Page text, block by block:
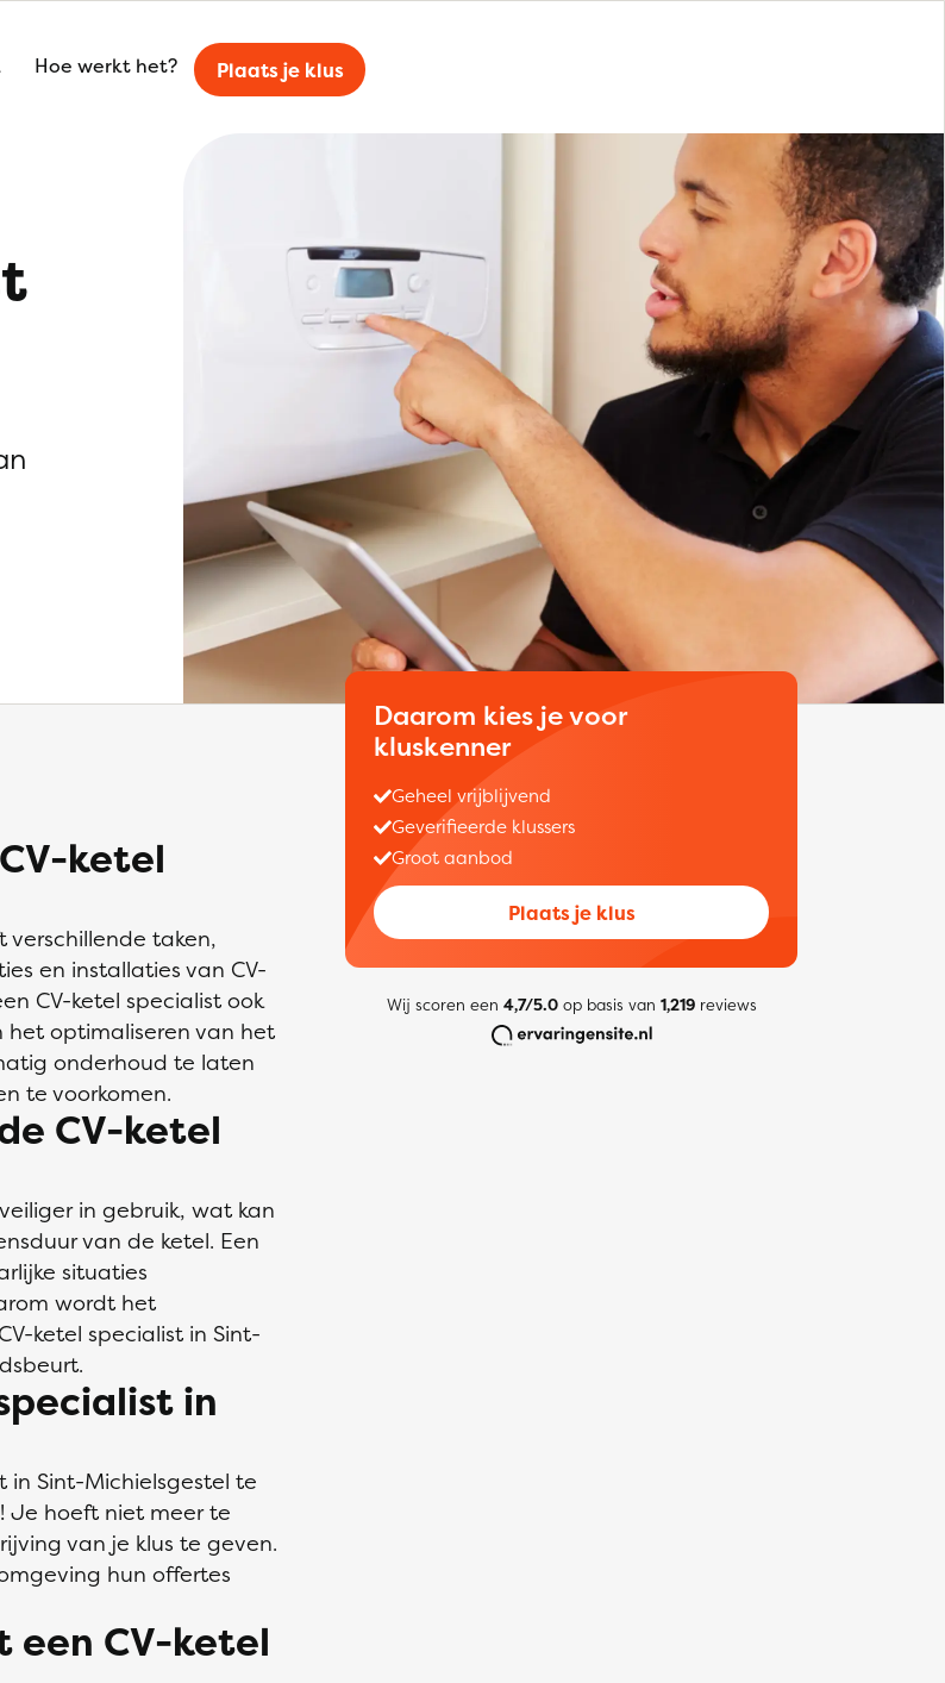
Hoe werkt het? Plaats je klus
ketel
verschillende taken,
en installaties van CV-
CV-ketel specialist ook
het optimaliseren van het
onderhoud te laten
te voorkomen.
CV-ketel
in gebruik, wat kan
van de ketel. Een
situaties
wordt het
ketel specialist in Sint-
in
in Sint-Michielsgestel te
Je hoeft niet meer te
van je klus te geven.
hun offertes
een CV-ketel
Daarom kies je voor
kluskenner
Geheel vrijblijvend
Geverifieerde klussers
Groot aanbod
Plaats je klus
Wij scoren een 4,7/5.0op basis van 1,219reviews